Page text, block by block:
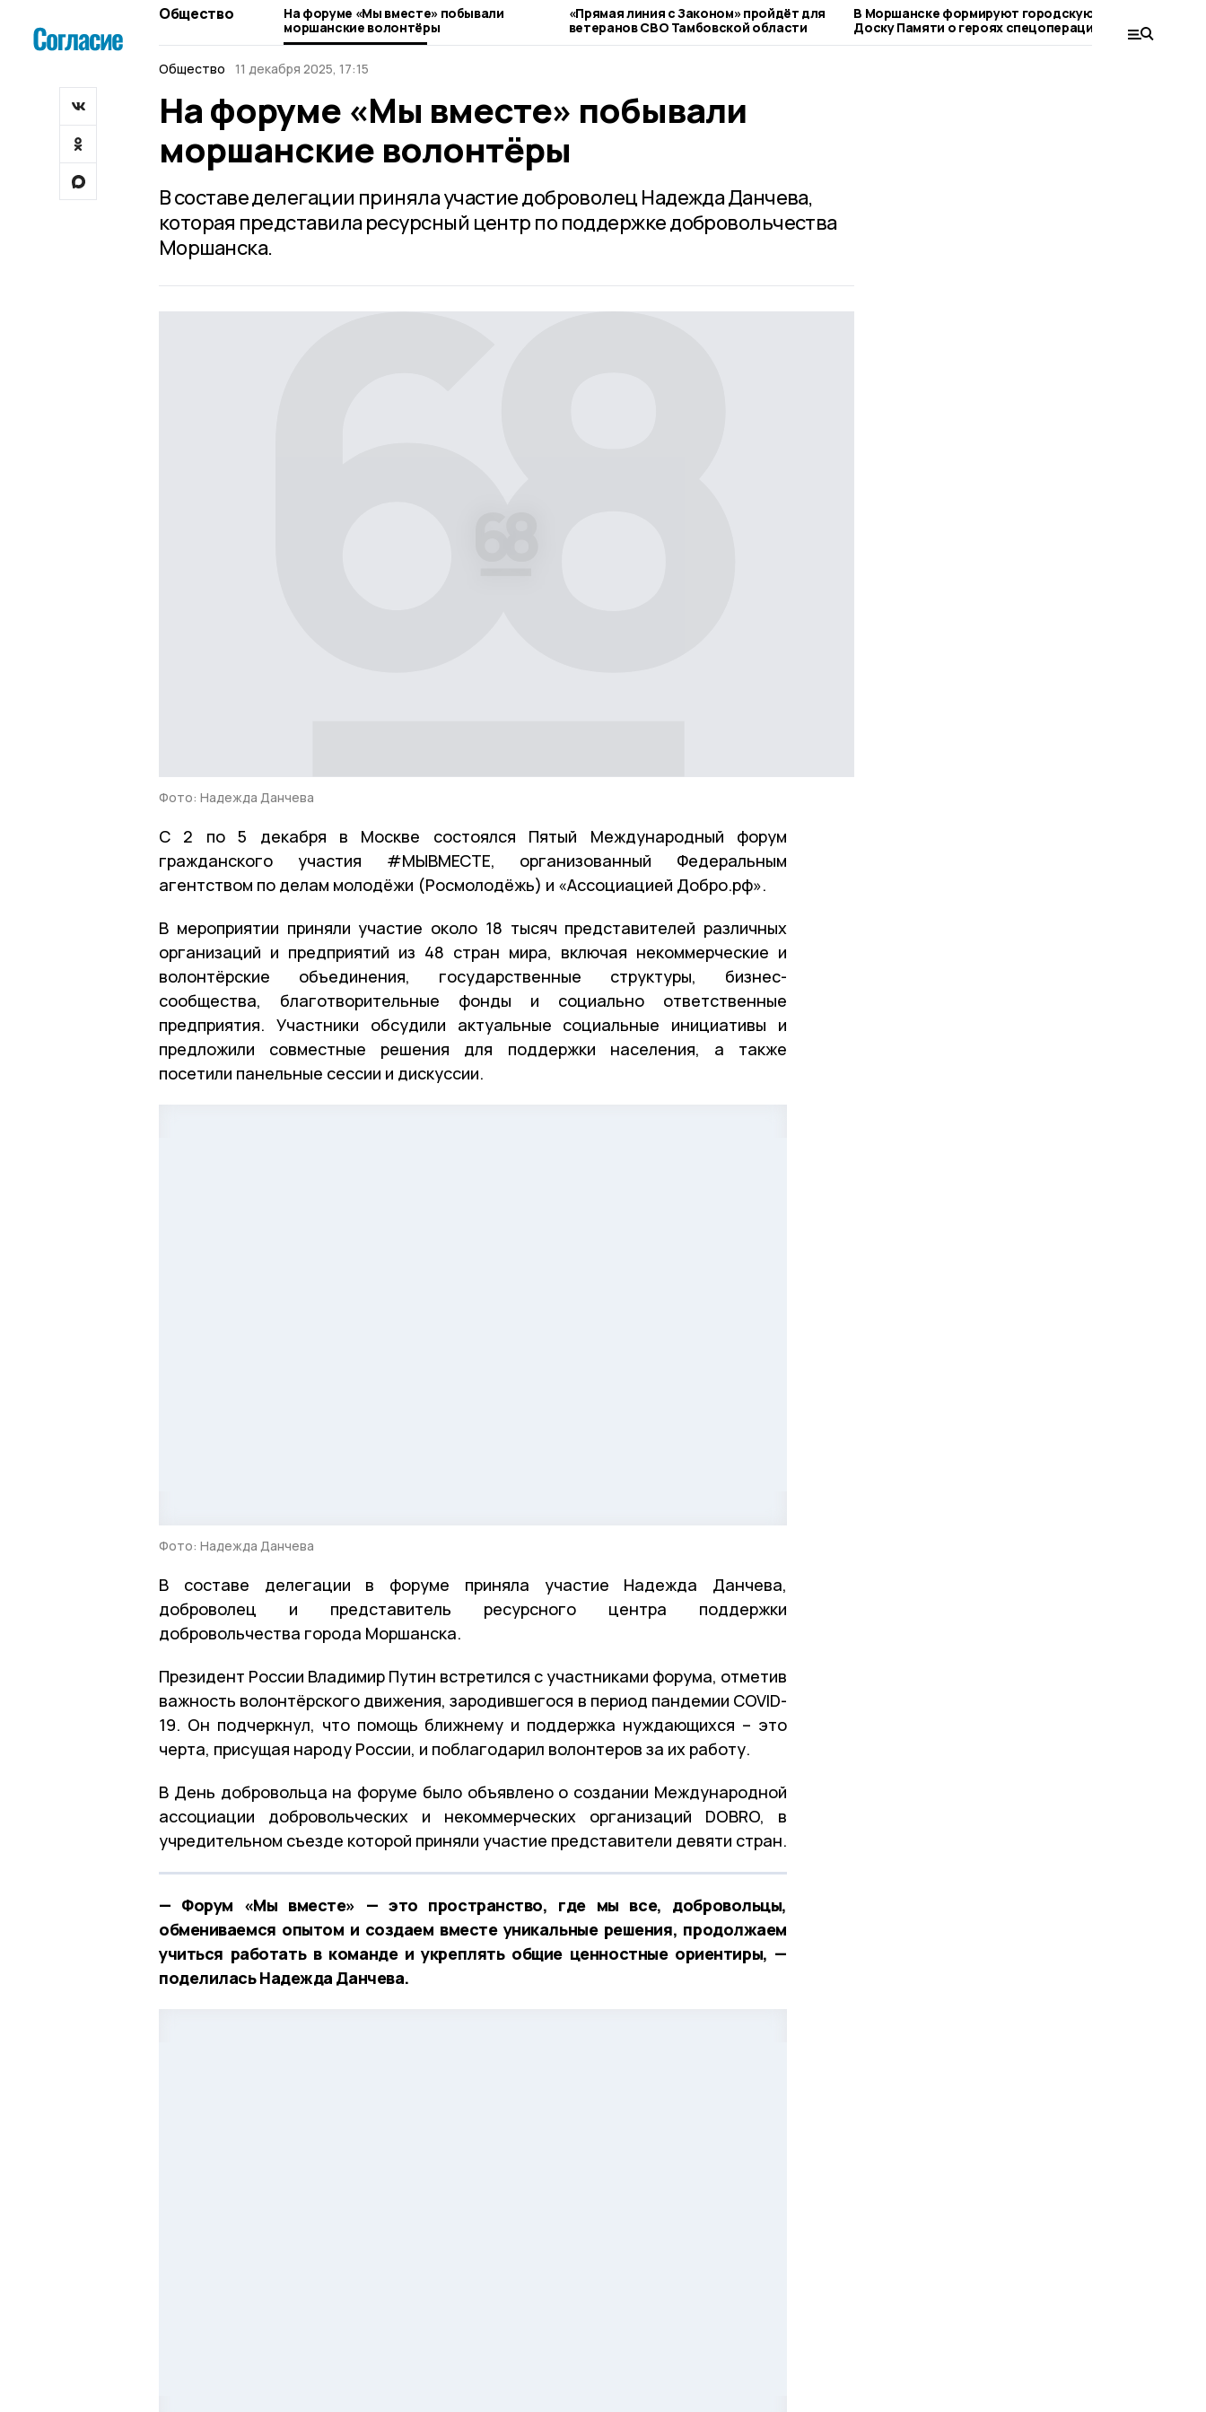
Общество
На форуме «Мы вместе» побывали
моршанские волонтёры
«Прямая линия с Законом» пройдёт для
ветеранов СВО Тамбовской области
В Моршанске формируют городскую
Доску Памяти о героях спецоперации
личный
Общество 11 декабря 2025, 17:15
На форуме «Мы вместе» побывали
моршанские волонтёры
В составе делегации приняла участие доброволец Надежда Данчева,
которая представила ресурсный центр по поддержке добровольчества
Моршанска.
Фото: Надежда Данчева
С 2 по 5 декабря в Москве состоялся Пятый Международный форум
гражданского участия #МЫВМЕСТЕ, организованный Федеральным
агентством по делам молодёжи (Росмолодёжь) и «Ассоциацией Добро.рф».
В мероприятии приняли участие около 18 тысяч представителей различных
организаций и предприятий из 48 стран мира, включая некоммерческие и
волонтёрские объединения, государственные структуры, бизнес-
сообщества, благотворительные фонды и социально ответственные
предприятия. Участники обсудили актуальные социальные инициативы и
предложили совместные решения для поддержки населения, а также
посетили панельные сессии и дискуссии.
Фото: Надежда Данчева
В составе делегации в форуме приняла участие Надежда Данчева,
доброволец и представитель ресурсного центра поддержки
добровольчества города Моршанска.
Президент России Владимир Путин встретился с участниками форума, отметив
важность волонтёрского движения, зародившегося в период пандемии COVID-
19. Он подчеркнул, что помощь ближнему и поддержка нуждающихся – это
черта, присущая народу России, и поблагодарил волонтеров за их работу.
В День добровольца на форуме было объявлено о создании Международной
ассоциации добровольческих и некоммерческих организаций DOBRO, в
учредительном съезде которой приняли участие представители девяти стран.
— Форум «Мы вместе» — это пространство, где мы все, добровольцы,
обмениваемся опытом и создаем вместе уникальные решения, продолжаем
учиться работать в команде и укреплять общие ценностные ориентиры, —
поделилась Надежда Данчева.